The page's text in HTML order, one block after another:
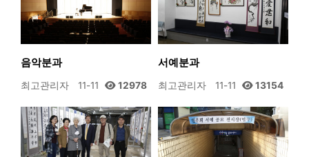
음악분과
최고관리자 11-11 12978
서예분과
최고관리자 11-11 13154